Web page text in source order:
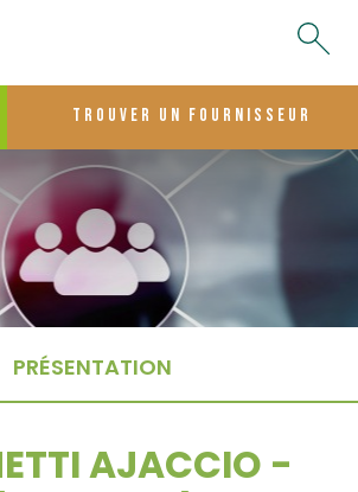
trouver un fournisseur
PRÉSENTATION
AJACCIO -